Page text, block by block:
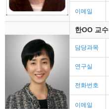
이메일
한OO 교수
담당과목
연구실
전화번호
이메일